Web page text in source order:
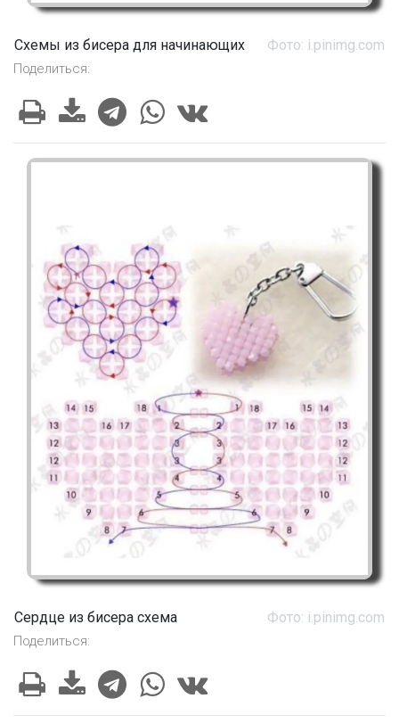
Схемы из бисера для начинающих Фото: i.pinimg.com
Поделиться:
Сердце из бисера схема Фото: i.pinimg.com
Поделиться: